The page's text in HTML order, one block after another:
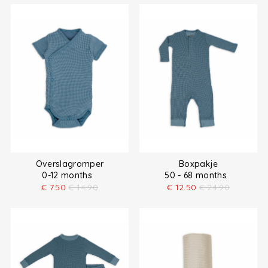
Overslagromper
0-12 months
€ 7.50 € 14.90
Boxpakje
50 - 68 months
€ 12.50 € 24.90